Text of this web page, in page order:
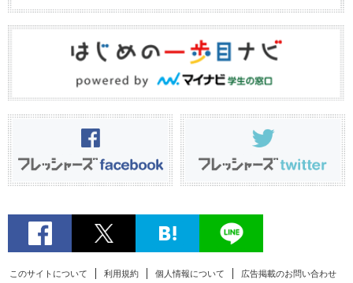
このサイトについて 利用規約 個人情報について 広告掲載のお問い合わせ